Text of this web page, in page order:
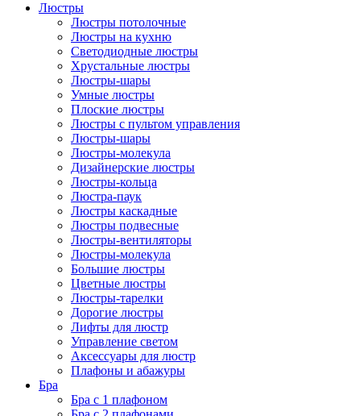
Люстры
Люстры потолочные
Люстры на кухню
Светодиодные люстры
Хрустальные люстры
Люстры-шары
Умные люстры
Плоские люстры
Люстры с пультом управления
Люстры-шары
Люстры-молекула
Дизайнерские люстры
Люстры-кольца
Люстра-паук
Люстры каскадные
Люстры подвесные
Люстры-вентиляторы
Люстры-молекула
Большие люстры
Цветные люстры
Люстры-тарелки
Дорогие люстры
Лифты для люстр
Управление светом
Аксессуары для люстр
Плафоны и абажуры
Бра
Бра с 1 плафоном